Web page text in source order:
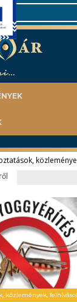
közlemények,